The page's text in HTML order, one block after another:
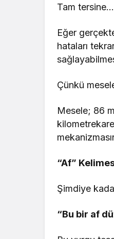
Tam tersine…
Eğer
hataları
Çünkü
Mesele; 86
“Af”
Şimdiye
“Bu bir af